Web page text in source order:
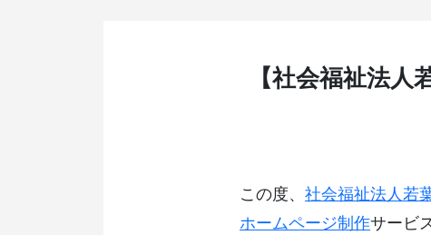
【社会福祉法
この度、 社会福祉法人若
ホームページ制作サービ